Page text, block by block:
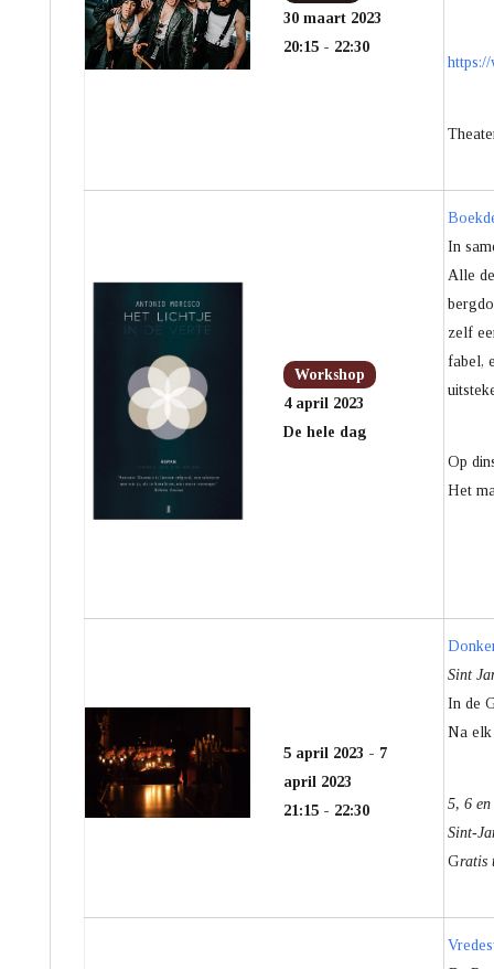
30 maart 2023
20:15 - 22:30
Workshop
4 april 2023
De hele dag
In
Alle
zelf
fabel,
Op
Het
5 april 2023 - 7
april 2023
21:15 - 22:30
Sint
In de
Na elk
5, 6
Sint-
Gratis